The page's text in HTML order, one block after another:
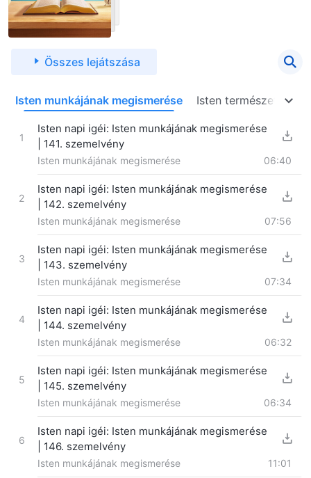
Összes lejátszása
Isten munkájának megismerése Isten természete,
1
Isten napi igéi: Isten munkájának megismerése
| 141. szemelvény
Isten munkájának megismerése 06:40
2
Isten napi igéi: Isten munkájának megismerése
| 142. szemelvény
Isten munkájának megismerése 07:56
3
Isten napi igéi: Isten munkájának megismerése
| 143. szemelvény
Isten munkájának megismerése 07:34
4
Isten napi igéi: Isten munkájának megismerése
| 144. szemelvény
Isten munkájának megismerése 06:32
5
Isten napi igéi: Isten munkájának megismerése
| 145. szemelvény
Isten munkájának megismerése 06:34
6
Isten napi igéi: Isten munkájának megismerése
| 146. szemelvény
Isten munkájának megismerése 11:01